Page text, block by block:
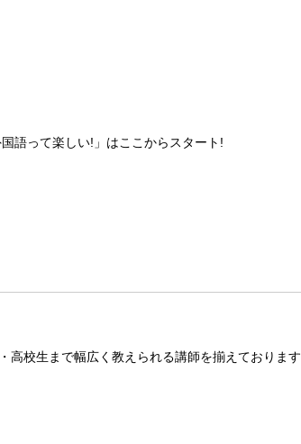
語って楽しい!」はここからスタート!
高校生まで幅広く教えられる講師を揃えております